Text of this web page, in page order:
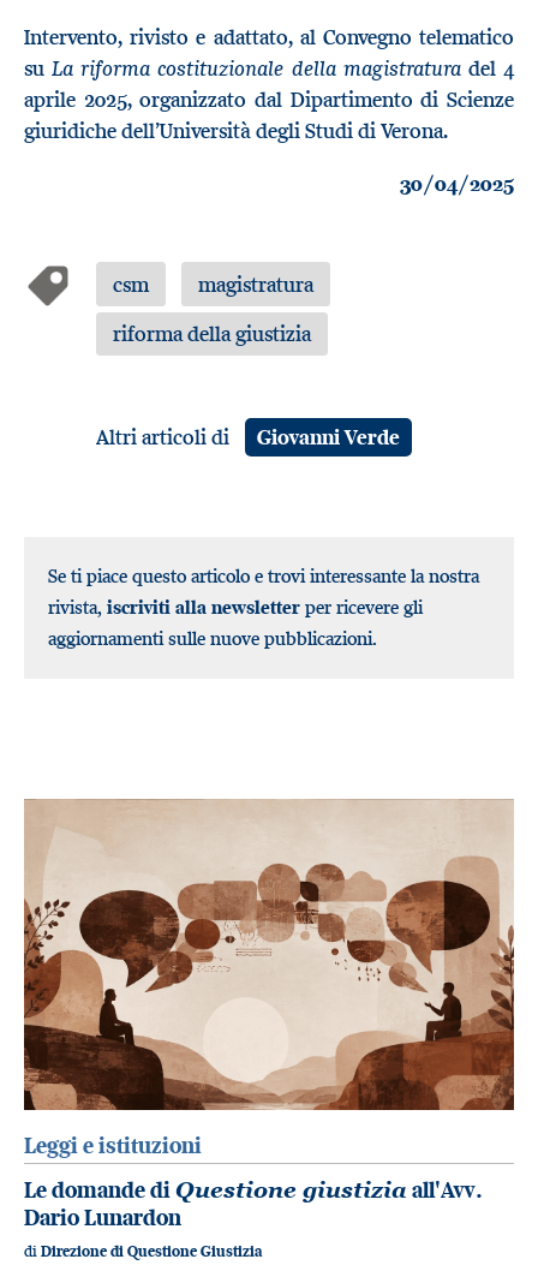
Intervento, rivisto e adattato, al Convegno telematico
suLa riforma costituzionale della magistraturadel 4
aprile 2025, organizzato dal Dipartimento di Scienze
giuridiche dell’Università degli Studi di Verona.
30/04/2025
csm
magistratura
riforma della giustizia
Altri articoli di Giovanni Verde
Se ti piace questo articolo e trovi interessante la nostra
rivista, iscriviti alla newsletter per ricevere gli
aggiornamenti sulle nuove pubblicazioni.
Leggi e istituzioni
Le domande di Questione giustizia all'Avv.
Dario Lunardon
di Direzione di Questione Giustizia